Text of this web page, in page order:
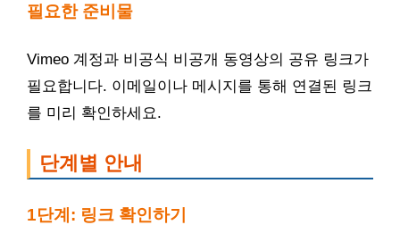
필요한 준비물
Vimeo 계정과 비공식 비공개 동영상의 공유 링크가
필요합니다. 이메일이나 메시지를 통해 연결된 링크
를 미리 확인하세요.
단계별 안내
1단계: 링크 확인하기